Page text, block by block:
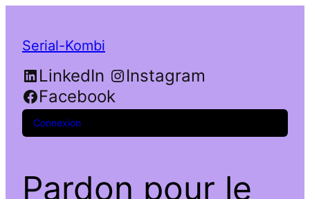
Serial-Kombi
LinkedIn
Instagram
Facebook
Connexion
Pardon pour le